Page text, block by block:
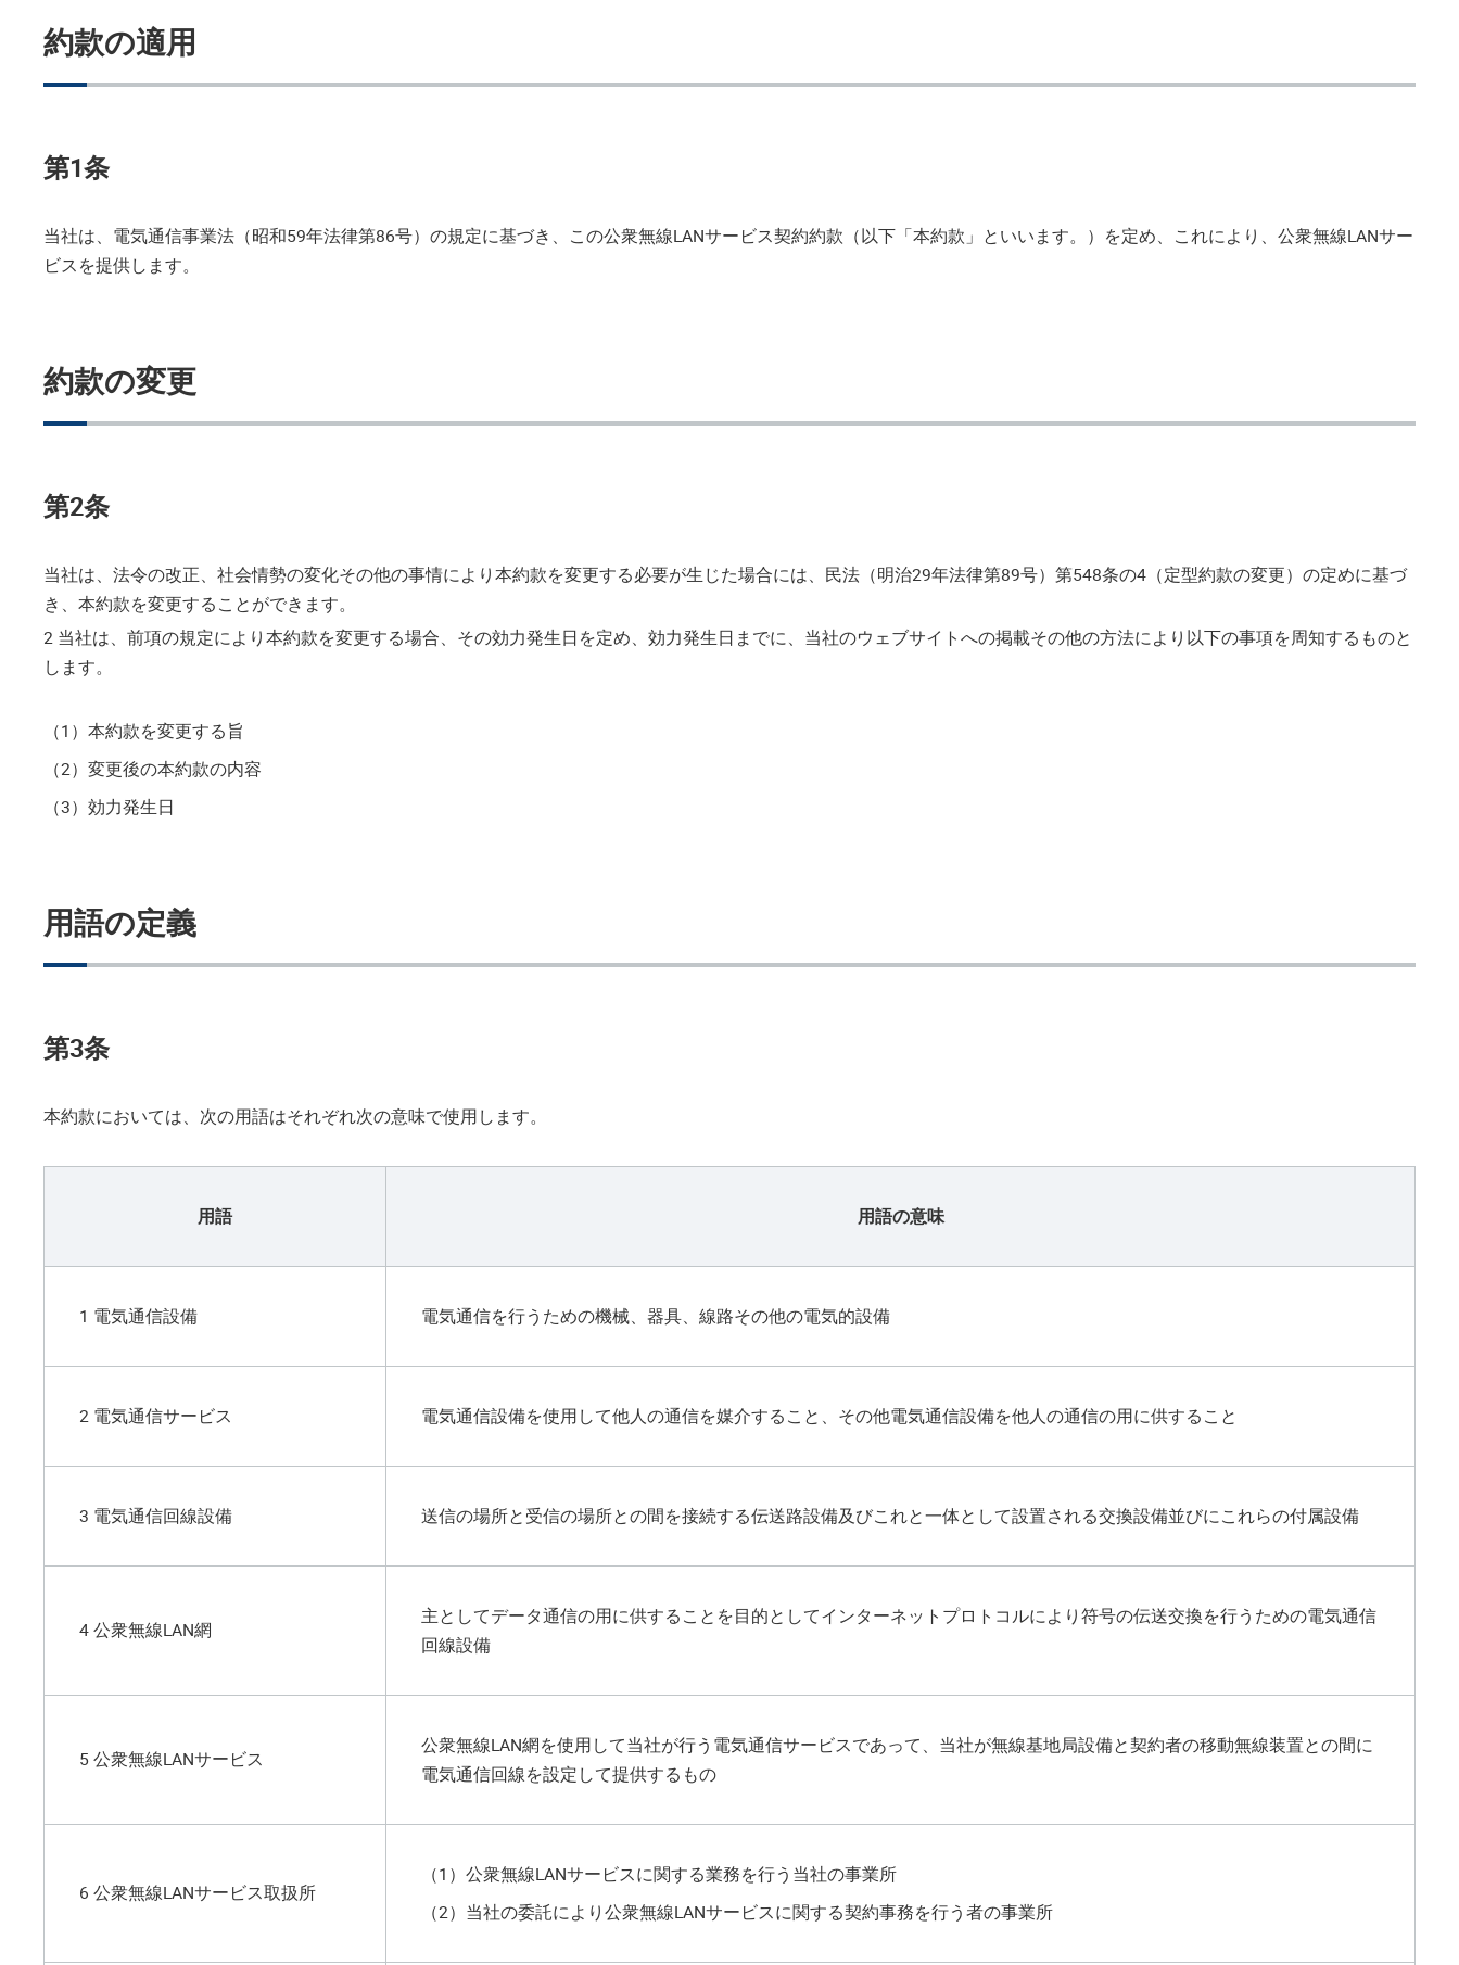
約款の適用
第1条
当社は、電気通信事業法（昭和59年法律第86号）の規定に基づき、この公衆無線LANサービス契約約款（以下「本約款」といいます。）を定め、これにより、公衆無線LANサー
ビスを提供します。
約款の変更
第2条
当社は、法令の改正、社会情勢の変化その他の事情により本約款を変更する必要が生じた場合には、民法（明治29年法律第89号）第548条の4（定型約款の変更）の定めに基づ
き、本約款を変更することができます。
2 当社は、前項の規定により本約款を変更する場合、その効力発生日を定め、効力発生日までに、当社のウェブサイトへの掲載その他の方法により以下の事項を周知するものと
します。
（1） 本約款を変更する旨
（2） 変更後の本約款の内容
（3） 効力発生日
用語の定義
第3条
本約款においては、次の用語はそれぞれ次の意味で使用します。
用語 用語の意味
1 電気通信設備 電気通信を行うための機械、器具、線路その他の電気的設備
2 電気通信サービス 電気通信設備を使用して他人の通信を媒介すること、その他電気通信設備を他人の通信の用に供すること
3 電気通信回線設備 送信の場所と受信の場所との間を接続する伝送路設備及びこれと一体として設置される交換設備並びにこれらの付属設備
4 公衆無線LAN網
主としてデータ通信の用に供することを目的としてインターネットプロトコルにより符号の伝送交換を行うための電気通信
回線設備
5 公衆無線LANサービス
公衆無線LAN網を使用して当社が行う電気通信サービスであって、当社が無線基地局設備と契約者の移動無線装置との間に
電気通信回線を設定して提供するもの
6 公衆無線LANサービス取扱所
（1） 公衆無線LANサービスに関する業務を行う当社の事業所
（2） 当社の委託により公衆無線LANサービスに関する契約事務を行う者の事業所